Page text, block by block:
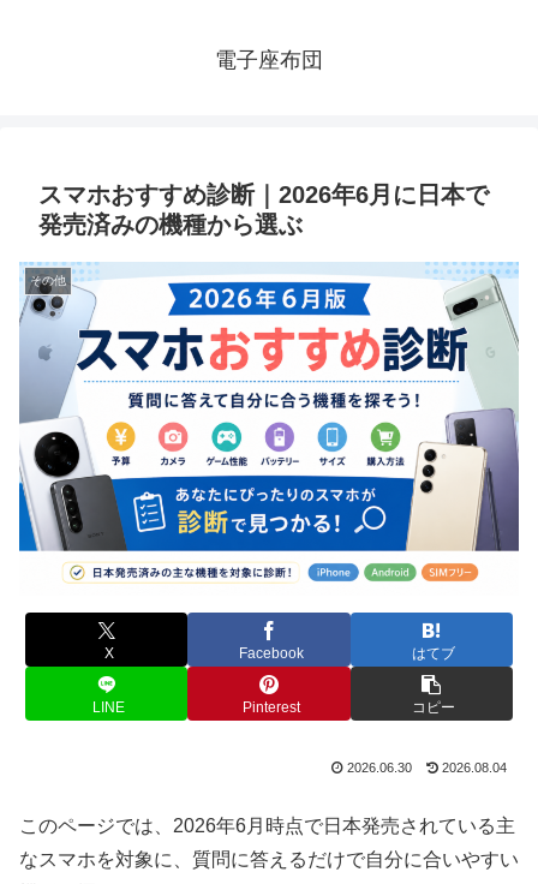
電子座布団
スマホおすすめ診断｜2026年6月に日本で
発売済みの機種から選ぶ
その他
X Facebook はてブ
LINE Pinterest コピー
2026.06.30 2026.08.04
このページでは、2026年6月時点で日本発売されている主
なスマホを対象に、質問に答えるだけで自分に合いやすい